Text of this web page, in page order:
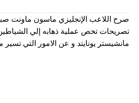
صرح اللاعب الإنجليزي ماسون ماونت
تصريحات تخص عملية ذهابه إلي
مانشيستر يونايتد و عن الامور التي تسير